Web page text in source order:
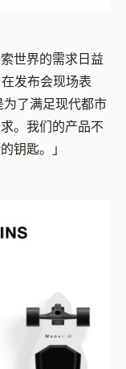
世界的需求日益
发布会现场表
了满足现代都市
。我们的产品不
钥匙。」